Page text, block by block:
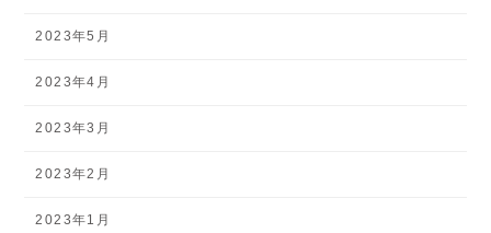
2023年5月
2023年4月
2023年3月
2023年2月
2023年1月